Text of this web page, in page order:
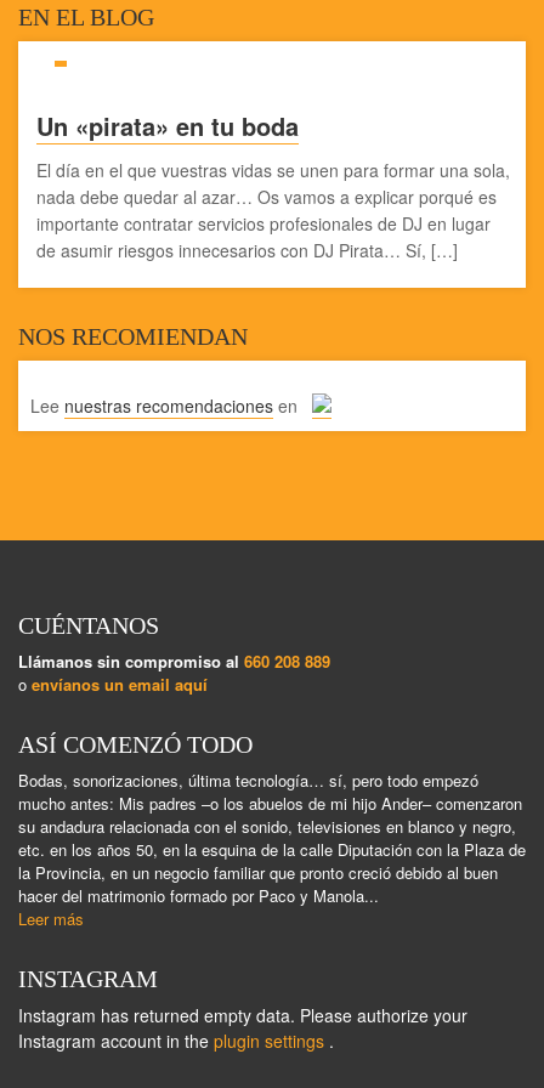
EN EL BLOG
Un «pirata» en tu boda
El día en el que vuestras vidas se unen para formar una sola,
nada debe quedar al azar… Os vamos a explicar porqué es
importante contratar servicios profesionales de DJ en lugar
de asumir riesgos innecesarios con DJ Pirata… Sí, […]
NOS RECOMIENDAN
Lee nuestras recomendaciones en
CUÉNTANOS
Llámanos sin compromiso al 660 208 889
o envíanos un email aquí
ASÍ COMENZÓ TODO
Bodas, sonorizaciones, última tecnología… sí, pero todo empezó
mucho antes: Mis padres –o los abuelos de mi hijo Ander– comenzaron
su andadura relacionada con el sonido, televisiones en blanco y negro,
etc. en los años 50, en la esquina de la calle Diputación con la Plaza de
la Provincia, en un negocio familiar que pronto creció debido al buen
hacer del matrimonio formado por Paco y Manola...
Leer más
INSTAGRAM
Instagram has returned empty data. Please authorize your
Instagram account in the plugin settings .